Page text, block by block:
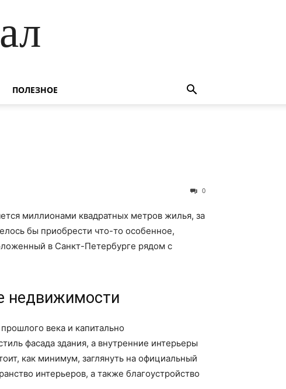
ПОЛЕЗНОЕ
0
миллионами квадратных метров жилья, за
бы приобрести что-то особенное,
в Санкт-Петербурге рядом с
недвижимости
века и капитально
фасада здания, а внутренние интерьеры
как минимум, заглянуть на официальный
интерьеров, а также благоустройство